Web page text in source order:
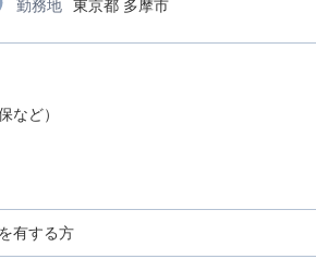
勤務地 東京都 多摩市
など）
有する方